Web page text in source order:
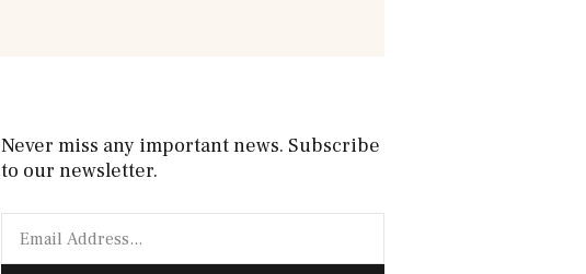
Never miss any important news. Subscribe
to our newsletter.